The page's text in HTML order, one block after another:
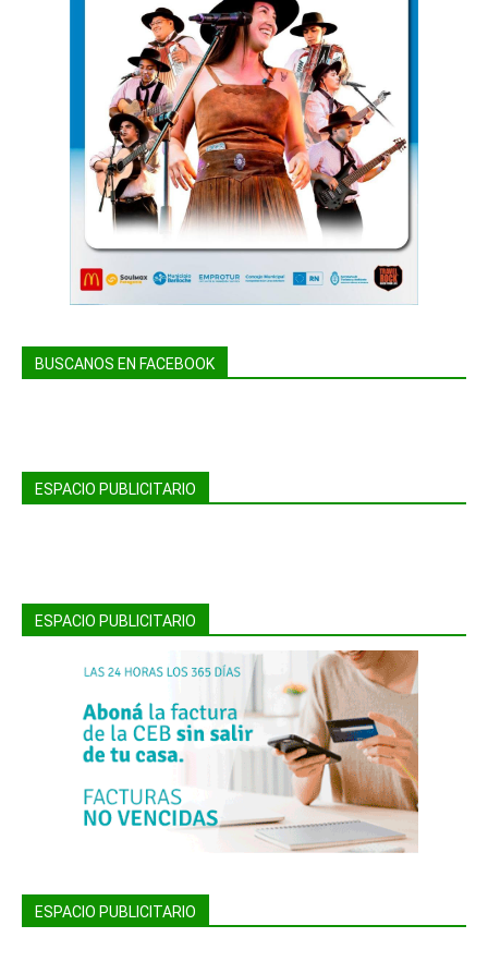
BUSCANOS EN FACEBOOK
ESPACIO PUBLICITARIO
ESPACIO PUBLICITARIO
ESPACIO PUBLICITARIO